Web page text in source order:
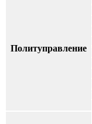
Политуправление